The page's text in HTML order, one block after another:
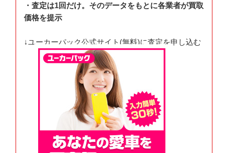
・査定は1回だけ。そのデータをもとに各業者が買取
価格を提示
↓ユーカーパック公式サイト(無料)に査定を申し込む